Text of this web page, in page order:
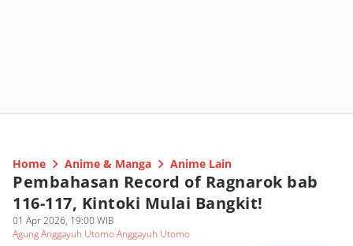
Home Anime & Manga Anime Lain
Pembahasan Record of Ragnarok bab
116-117, Kintoki Mulai Bangkit!
01 Apr 2026, 19:00 WIB
Agung Anggayuh Utomo Anggayuh Utomo